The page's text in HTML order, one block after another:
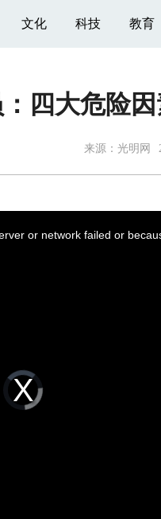
文化 科技 教育
四大危险
来源： 光明网
Video
Player
loading.
or network failed or